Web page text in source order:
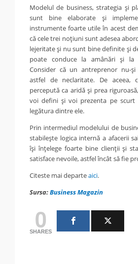
Modelul de business, strategia şi
sunt bine elaborate şi
instrumente foarte utile în acest
că cele trei noţiuni sunt adesea
lejeritate şi nu sunt bine definite şi
poate conduce la amânări şi la
Consider că un antreprenor nu-
astfel de neclaritate. De
percepută ca aridă şi prea
voi defini şi voi prezenta pe scurt
legătura dintre ele.
Prin intermediul modelului de
stabileşte logica internă a afacerii
îşi înţelege foarte bine clienţii şi
satisface nevoile, astfel încât să fie
Citeste mai departeaici.
Sursa:Business Magazin
0
SHARES